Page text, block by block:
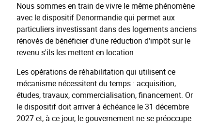
Nous sommes en train de vivre le même phénomène
avec le dispositif Denormandie qui permet aux
particuliers investissant dans des logements anciens
rénovés de bénéficier d'une réduction d'impôt sur le
revenu s'ils les mettent en location.
Les opérations de réhabilitation qui utilisent ce
mécanisme nécessitent du temps : acquisition,
études, travaux, commercialisation, financement. Or
le dispositif doit arriver à échéance le 31 décembre
2027 et, à ce jour, le gouvernement ne se préoccupe